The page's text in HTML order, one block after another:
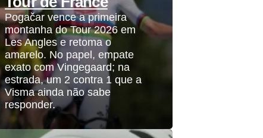
Pogačar vence a primeira
montanha do Tour 2026 em
Les Angles e retoma o
amarelo. No papel, empate
exato com Vingegaard; na
estrada, um 2 contra 1 que a
Visma ainda não sabe
responder.